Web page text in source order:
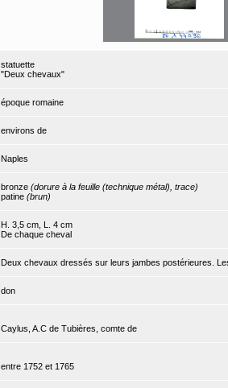
statuette
"Deux chevaux"
époque romaine
environs de
Naples
bronze (dorure à la feuille (technique métal), trace)
patine (brun)
H. 3,5 cm, L. 4 cm
De chaque cheval
Deux chevaux dressés sur leurs jambes postérieures.
don
Caylus, A.C de Tubières, comte de
entre 1752 et 1765